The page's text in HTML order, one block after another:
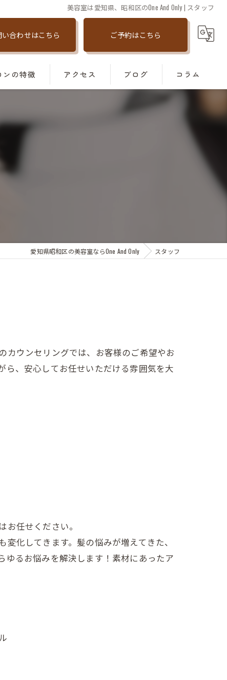
美容室は愛知県、昭和区のOne And Only | スタッフ
い合わせはこちら ご予約はこちら
ンの特徴 アクセス ブログ コラム
愛知県昭和区の美容室ならOne And Only スタッフ
カウンセリングでは、お客様のご希望やお
ら、安心してお任せいただける雰囲気を大
お任せください。
化してきます。髪の悩みが増えてきた、
ゆるお悩みを解決します！素材にあったア